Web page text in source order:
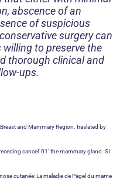
abscence of an
of suspicious
surgery can
to preserve the
thorough clinical and
ups.
and Mammary Region. traslated by
cancel’ 01′ the mammary gland. SI.
cutanée: La maladie de Pagel du mame